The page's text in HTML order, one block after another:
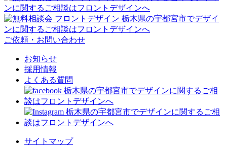
ご依頼・お問い合わせ
お知らせ
採用情報
よくある質問
サイトマップ